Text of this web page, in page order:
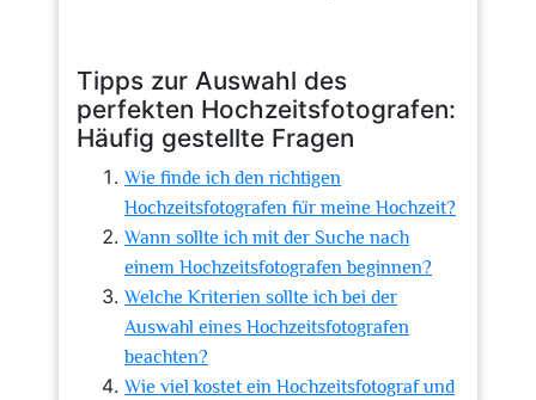
Tipps zur Auswahl des
perfekten Hochzeitsfotografen:
Häufig gestellte Fragen
Wie finde ich den richtigen
Hochzeitsfotografen für meine Hochzeit?
Wann sollte ich mit der Suche nach
einem Hochzeitsfotografen beginnen?
Welche Kriterien sollte ich bei der
Auswahl eines Hochzeitsfotografen
beachten?
Wie viel kostet ein Hochzeitsfotograf und